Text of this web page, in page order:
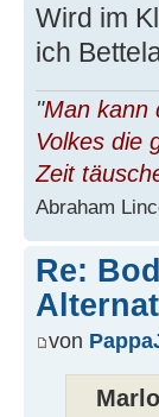
Wird im
ich
"Man kann
Volkes die
Zeit
Abraham
Re:
von